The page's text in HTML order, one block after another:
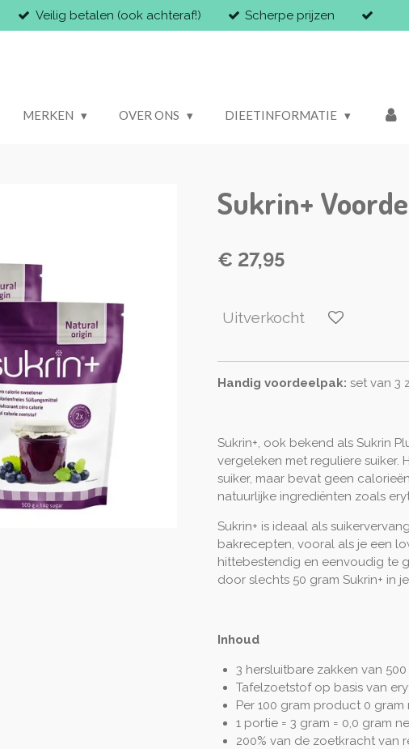
Veilig betalen (ook achteraf!) Scherpe prijzen
MERKEN OVER ONS DIEETINFORMATIE
Sukrin+
€ 27,95
Uitverkocht
Handig voordeelpak: set van 3
Sukrin+, ook bekend als Sukrin
vergeleken met reguliere suiker.
suiker, maar bevat geen
natuurlijke ingrediënten zoals
Sukrin+ is ideaal als
bakrecepten, vooral als je een
hittebestendig en eenvoudig te
door slechts 50 gram Sukrin+ in
Inhoud
3 hersluitbare zakken van
Tafelzoetstof op basis van
Per 100 gram product 0
1 portie = 3 gram = 0,0 gram
200% van de zoetkracht van